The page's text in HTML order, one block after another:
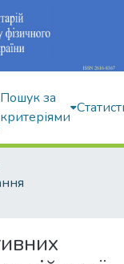
Пошук за
критеріями